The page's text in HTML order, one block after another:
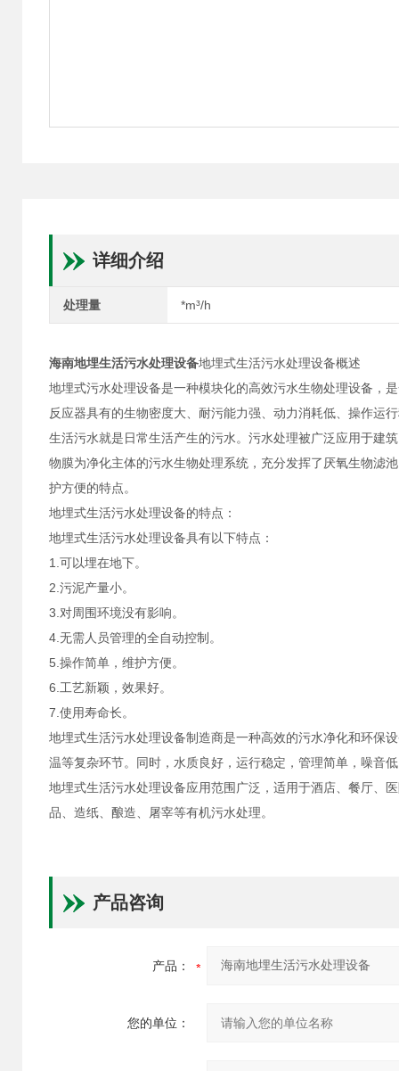
详细介绍
处理量 *m³/h
海南地埋生活污水处理设备地埋式生活污水处理设备概述
地埋式污水处理设备是一种模块化的高效污水生物处理设备，
反应器具有的生物密度大、耐污能力强、动力消耗低、操作运
生活污水就是日常生活产生的污水。污水处理被广泛应用于建
物膜为净化主体的污水生物处理系统，充分发挥了厌氧生物滤
护方便的特点。
地埋式生活污水处理设备的特点：
地埋式生活污水处理设备具有以下特点：
1.可以埋在地下。
2.污泥产量小。
3.对周围环境没有影响。
4.无需人员管理的全自动控制。
5.操作简单，维护方便。
6.工艺新颖，效果好。
7.使用寿命长。
地埋式生活污水处理设备制造商是一种高效的污水净化和环保
温等复杂环节。同时，水质良好，运行稳定，管理简单，噪音
地埋式生活污水处理设备应用范围广泛，适用于酒店、餐厅、
品、造纸、酿造、屠宰等有机污水处理。
产品咨询
产品：
您的单位：